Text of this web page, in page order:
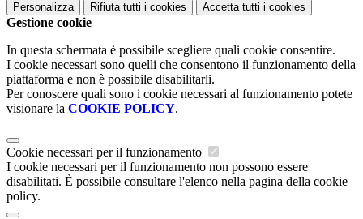
Personalizza Rifiuta tutti i cookies Accetta tutti i cookies
Gestione cookie
In questa schermata è possibile scegliere quali cookie consentire.
I cookie necessari sono quelli che consentono il funzionamento della
piattaforma e non è possibile disabilitarli.
Per conoscere quali sono i cookie necessari al funzionamento potete
visionare la COOKIE POLICY.
Cookie necessari per il funzionamento
I cookie necessari per il funzionamento non possono essere
disabilitati. È possibile consultare l'elenco nella pagina della cookie
policy.